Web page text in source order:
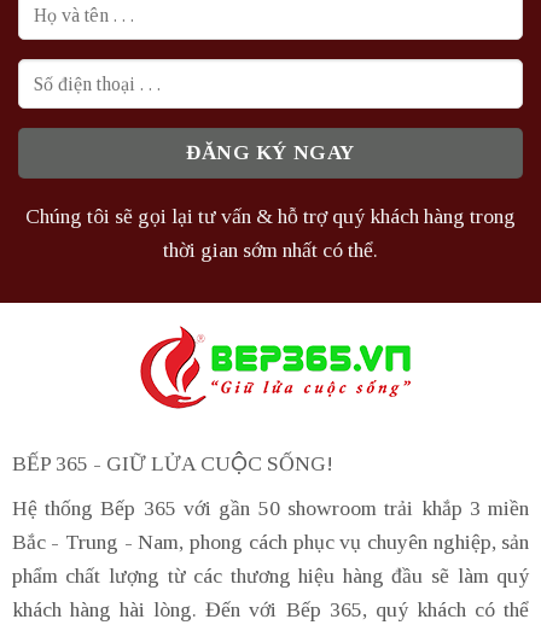
Chúng tôi sẽ gọi lại tư vấn & hỗ trợ quý khách hàng trong
thời gian sớm nhất có thể.
BẾP 365 - GIỮ LỬA CUỘC SỐNG!
Hệ thống Bếp 365 với gần 50 showroom trải khắp 3 miền
Bắc - Trung - Nam, phong cách phục vụ chuyên nghiệp, sản
phẩm chất lượng từ các thương hiệu hàng đầu sẽ làm quý
khách hàng hài lòng. Đến với Bếp 365, quý khách có thể